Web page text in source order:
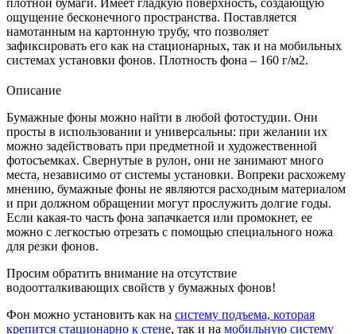
ощущение бесконечного пространства. Поставляется
намотанным на картонную трубу, что позволяет
зафиксировать его как на стационарных, так и на мобильных
системах установки фонов. Плотность фона – 160 г/м2.
Описание
Бумажные фоны можно найти в любой фотостудии. Они
просты в использовании и универсальны: при желании их
можно задействовать при предметной и художественной
фотосъемках. Свернутые в рулон, они не занимают много
места, независимо от системы установки. Вопреки расхожему
мнению, бумажные фоны не являются расходным материалом
и при должном обращении могут прослужить долгие годы.
Если какая-то часть фона запачкается или промокнет, ее
можно с легкостью отрезать с помощью специального ножа
для резки фонов.
Просим обратить внимание на отсутствие
водоотталкивающих свойств у бумажных фонов!
Фон можно установить как на систему подъема, которая
крепится стационарно к стене, так и на мобильную систему